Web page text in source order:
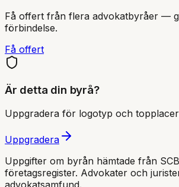
Få offert från flera advokatbyråer —
förbindelse.
Få offert
Är detta din byrå?
Uppgradera för logotyp och
Uppgradera
Uppgifter om byrån hämtade från
företagsregister. Advokater och